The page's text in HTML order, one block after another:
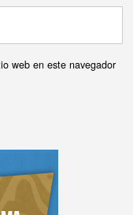
web en este navegador